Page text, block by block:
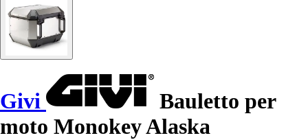
Givi
Bauletto per
moto Monokey Alaska